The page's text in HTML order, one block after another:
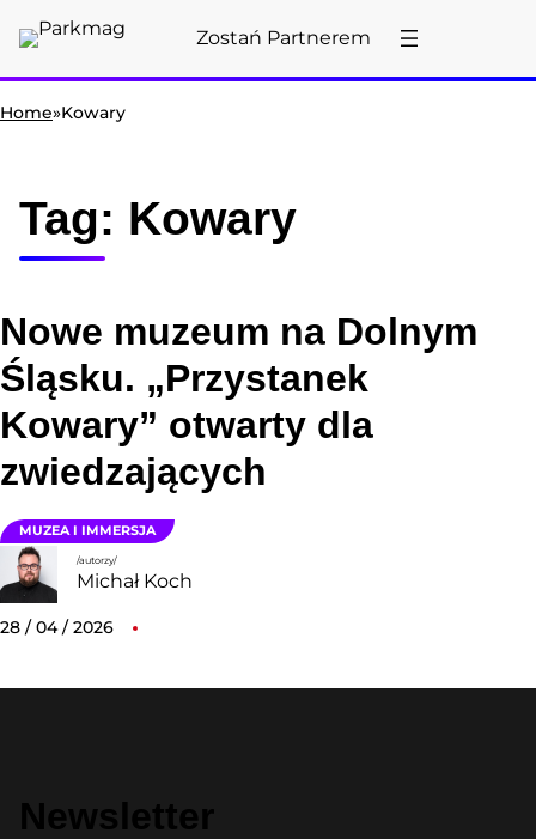
Zostań Partnerem
Home»Kowary
Tag: Kowary
Nowe muzeum na Dolnym
Śląsku. „Przystanek
Kowary” otwarty dla
zwiedzających
MUZEA I IMMERSJA
/autorzy/
Michał Koch
28 / 04 / 2026
Newsletter